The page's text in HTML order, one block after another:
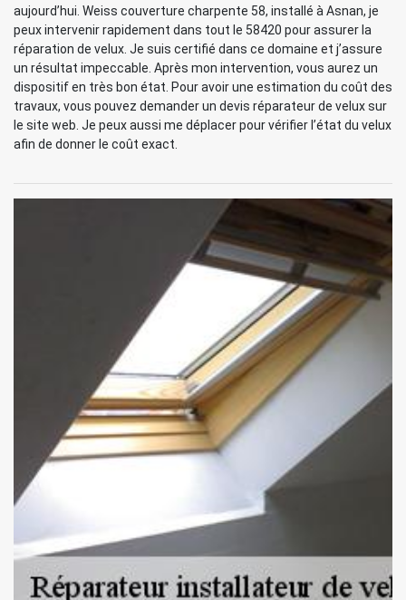
aujourd’hui. Weiss couverture charpente 58, installé à Asnan, je
peux intervenir rapidement dans tout le 58420 pour assurer la
réparation de velux. Je suis certifié dans ce domaine et j’assure
un résultat impeccable. Après mon intervention, vous aurez un
dispositif en très bon état. Pour avoir une estimation du coût des
travaux, vous pouvez demander un devis réparateur de velux sur
le site web. Je peux aussi me déplacer pour vérifier l’état du velux
afin de donner le coût exact.